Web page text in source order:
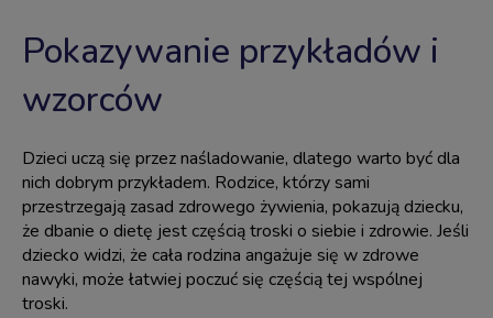
Pokazywanie przykładów i
wzorców
Dzieci uczą się przez naśladowanie, dlatego warto być dla
nich dobrym przykładem. Rodzice, którzy sami
przestrzegają zasad zdrowego żywienia, pokazują dziecku,
że dbanie o dietę jest częścią troski o siebie i zdrowie. Jeśli
dziecko widzi, że cała rodzina angażuje się w zdrowe
nawyki, może łatwiej poczuć się częścią tej wspólnej
troski.